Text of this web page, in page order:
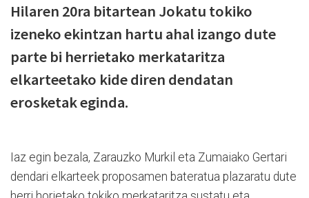
Hilaren 20ra bitartean Jokatu tokiko
izeneko ekintzan hartu ahal izango dute
parte bi herrietako merkataritza
elkarteetako kide diren dendatan
erosketak eginda.
Iaz egin bezala, Zarauzko Murkil eta Zumaiako Gertari
dendari elkarteek proposamen bateratua plazaratu dute